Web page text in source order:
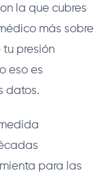
la que cubres
más sobre
presión
eso es
datos.
para las